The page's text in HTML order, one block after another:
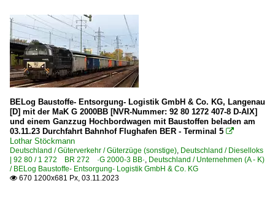
BELog Baustoffe- Entsorgung- Logistik GmbH & Co. KG, Langenau
[D] mit der MaK G 2000BB [NVR-Nummer: 92 80 1272 407-8 D-AIX]
und einem Ganzzug Hochbordwagen mit Baustoffen beladen am
03.11.23 Durchfahrt Bahnhof Flughafen BER - Terminal 5 
Lothar Stöckmann
Deutschland / Güterverkehr / Güterzüge (sonstige), Deutschland / Dieselloks
| 92 80 / 1 272 BR 272 ·G 2000-3 BB·, Deutschland / Unternehmen (A - K)
/ BELog Baustoffe- Entsorgung- Logistik GmbH & Co. KG
 670 1200x681 Px, 03.11.2023